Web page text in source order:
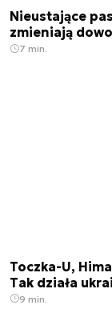
Nieustające
zmieniają
7 min.
Toczka-U,
Tak działa
9 min.